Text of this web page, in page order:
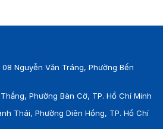
08 Nguyễn Văn Tráng, Phường Bến
Phường Bàn Cờ, TP. Hồ Chí Minh
Thái, Phường Diên Hồng, TP. Hồ Chí